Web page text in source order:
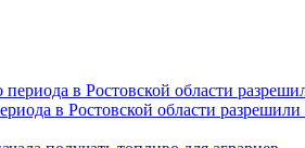
в Ростовской области